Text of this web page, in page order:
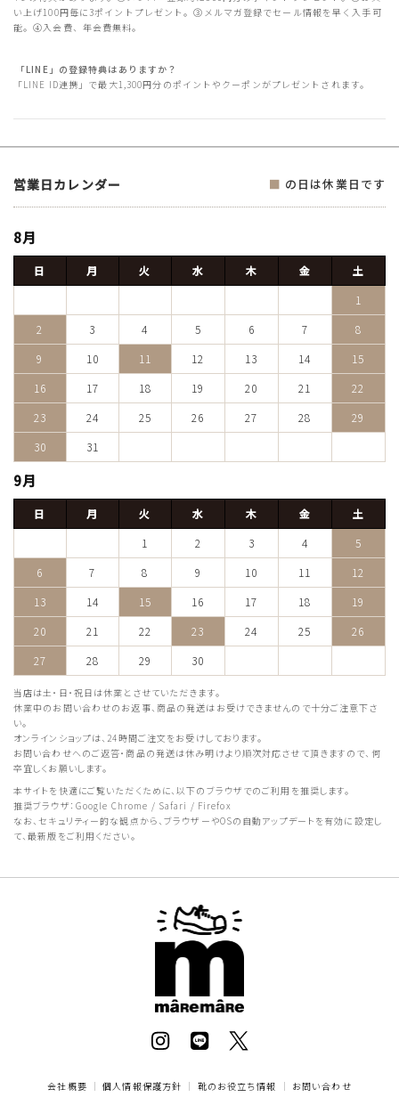
い上げ100円毎に3ポイントプレゼント。③メルマガ登録でセール情報を早く入手可
能。④入会費、年会費無料。
「LINE」の登録特典はありますか？
「LINE ID連携」で最大1,300円分のポイントやクーポンがプレゼントされます。
営業日カレンダー ■ の日は休業日です
8月
日 月 火 水 木 金
土
1
2
3 4 5 6 7
8
9
10 11 12 13 14
15
16
17 18 19 20 21
22
23
24 25 26 27 28
29
30
31
9月
日 月 火 水 木 金
土
1
2 3 4
5
6
7 8 9 10 11
12
13
14 15 16 17 18
19
20
21 22 23 24 25
26
27
28 29 30
当店は土・日・祝日は休業とさせていただきます。
休業中のお問い合わせのお返事、商品の発送はお受けできませんので十分ご注意下さ
い。
オンラインショップは、24時間ご注文をお受けしております。
お問い合わせへのご返答・商品の発送は休み明けより順次対応させて頂きますので、何
卒宜しくお願いします。
本サイトを快適にご覧いただくために、以下のブラウザでのご利用を推奨します。
推奨ブラウザ：Google Chrome / Safari / Firefox
なお、セキュリティー的な観点から、ブラウザーやOSの自動アップデートを有効に設定し
て、最新版をご利用ください。
会社概要 ｜個人情報保護方針 ｜ 靴のお役立ち情報 ｜ お問い合わせ